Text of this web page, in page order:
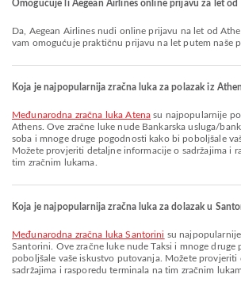
Omogućuje li Aegean Airlines online prijavu za let od
Da, Aegean Airlines nudi online prijavu na let od Athens do Santorini, što
vam omogućuje praktičnu prijavu na let putem naše
Koja je najpopularnija zračna luka za polazak iz
Međunarodna zračna luka Atena su najpopularnije
Athens. Ove zračne luke nude Bankarska usluga/
soba i mnoge druge pogodnosti kako bi poboljšale
Možete provjeriti detaljne informacije o sadržajima i
tim zračnim lukama.
Koja je najpopularnija zračna luka za dolazak u
Međunarodna zračna luka Santorini su
Santorini. Ove zračne luke nude Taksi i mnoge druge
poboljšale vaše iskustvo putovanja. Možete
sadržajima i rasporedu terminala na tim zračnim